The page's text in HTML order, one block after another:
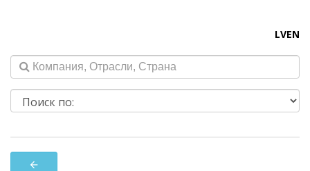
LVEN
arrow_back